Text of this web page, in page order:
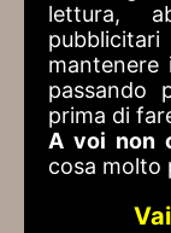
lettura,
mantenere
passando
prima di
A voi non
cosa molto